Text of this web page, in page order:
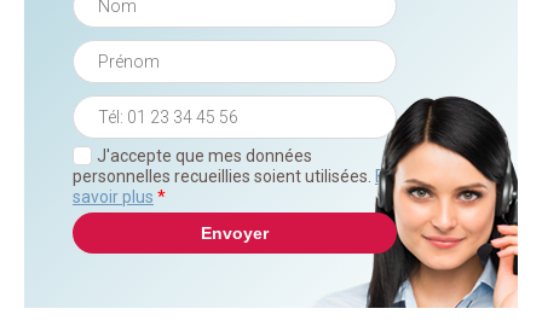
J'accepte que mes données
personnelles recueillies soient utilisées. En
savoir plus *